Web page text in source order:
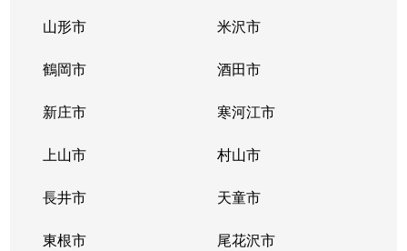
山形市 米沢市
鶴岡市 酒田市
新庄市 寒河江市
上山市 村山市
長井市 天童市
東根市 尾花沢市